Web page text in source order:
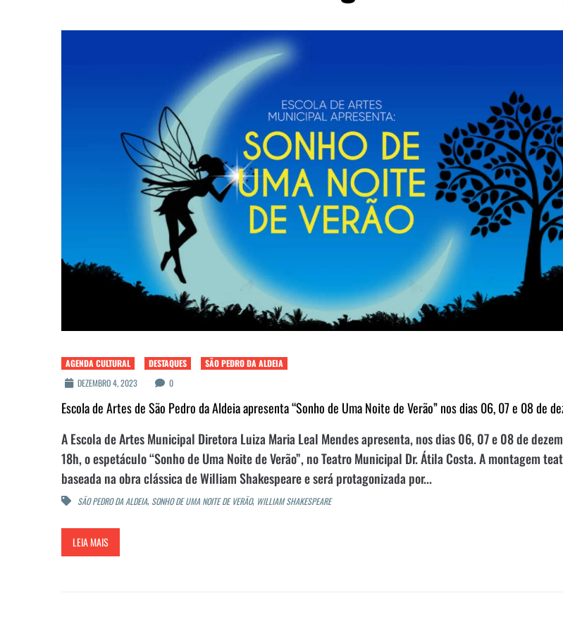
AGENDA CULTURAL DESTAQUES
SÃO PEDRO DA ALDEIA
DEZEMBRO 4, 2023
0
Escola de Artes de São Pedro da Aldeia apresenta “Sonho de Uma Noite de Verão” nos dias 06, 07 e 08 de
A Escola de Artes Municipal Diretora Luiza Maria Leal Mendes apresenta, nos dias 06, 07 e 08 de
18h, o espetáculo “Sonho de Uma Noite de Verão”, no Teatro Municipal Dr. Átila Costa. A montagem
baseada na obra clássica de William Shakespeare e será protagonizada por...
SÃO PEDRO DA ALDEIA, SONHO DE UMA NOITE DE VERÃO, WILLIAM SHAKESPEARE
LEIA MAIS